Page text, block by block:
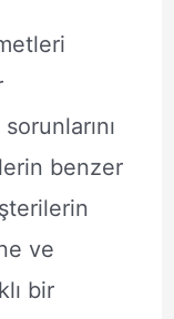
benzer
ve
bir